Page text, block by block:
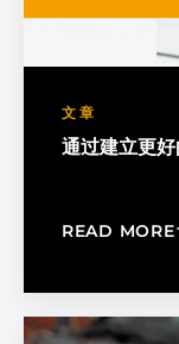
文章
通过建立更
READ MORE